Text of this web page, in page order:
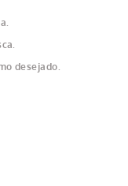
desejado.